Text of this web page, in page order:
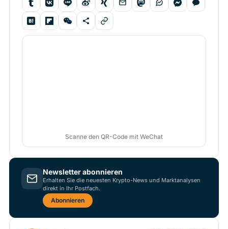
Scanne den QR-Code mit WeChat
Newsletter abonnieren
Erhalten Sie die neuesten Krypto-News und Marktanalysen
direkt in Ihr Postfach.
Abonnieren